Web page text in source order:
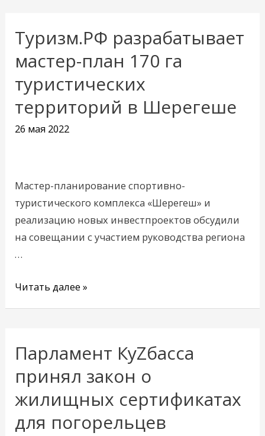
Туризм.РФ разрабатывает
мастер-план 170 га
туристических
территорий в Шерегеше
26 мая 2022
Мастер-планирование спортивно-
туристического комплекса «Шерегеш» и
реализацию новых инвестпроектов обсудили
на совещании с участием руководства региона
…
Туризм.РФ
разрабатывает
мастер-
план
170
туристических
Шерегеше
Читать далее »
Парламент КуZбасса
принял закон о
жилищных сертификатах
для погорельцев
Парламент
КуZбасса
принял
закон
о